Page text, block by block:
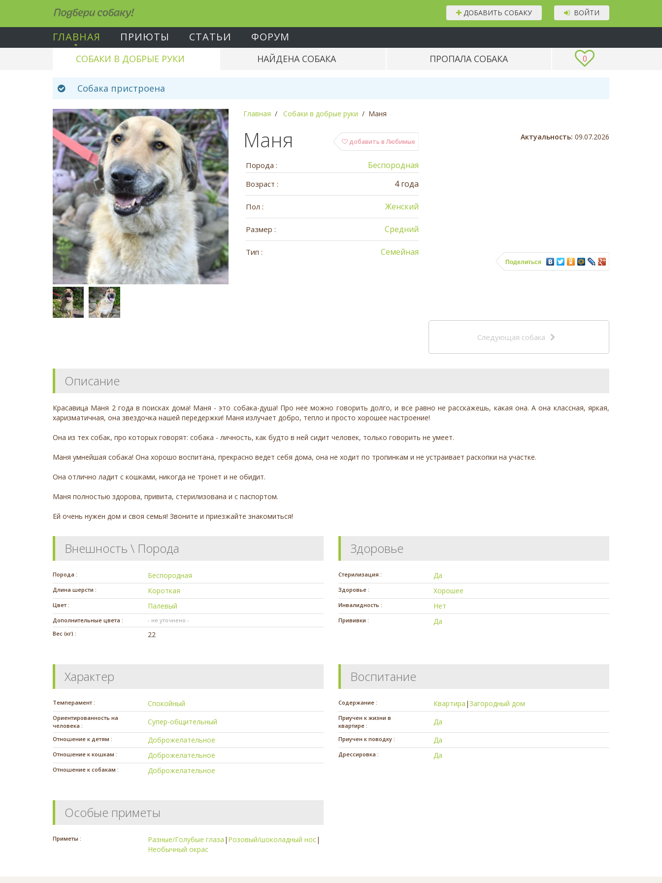
Подбери собаку! ВОЙТИ
ДОБАВИТЬ СОБАКУ
ГЛАВНАЯ ПРИЮТЫ СТАТЬИ ФОРУМ
0
СОБАКИ В ДОБРЫЕ РУКИ НАЙДЕНА СОБАКА ПРОПАЛА СОБАКА
Собака пристроена
Главная Собаки в добрые руки Маня
добавить в Любимые
Маня
Порода : Беспородная
Возраст : 4 года
Пол : Женский
Размер : Средний
Тип : Семейная
Актуальность: 09.07.2026
Поделиться
Следующая собака
Описание
Красавица Маня 2 года в поисках дома! Маня - это собака-душа! Про нее можно говорить долго, и все равно не расскажешь, какая она. А она классная, яркая,
харизматичная, она звездочка нашей передержки! Маня излучает добро, тепло и просто хорошее настроение!
Она из тех собак, про которых говорят: собака - личность, как будто в ней сидит человек, только говорить не умеет.
Маня умнейшая собака! Она хорошо воспитана, прекрасно ведет себя дома, она не ходит по тропинкам и не устраивает раскопки на участке.
Она отлично ладит с кошками, никогда не тронет и не обидит.
Маня полностью здорова, привита, стерилизована и с паспортом.
Ей очень нужен дом и своя семья! Звоните и приезжайте знакомиться!
Внешность \ Порода
Порода : Беспородная
Длина шерсти : Короткая
Цвет : Палевый
Дополнительные цвета :
- не уточнено -
Вес (кг) :
22
Здоровье
Стерилизация : Да
Здоровье : Хорошее
Инвалидность : Нет
Прививки : Да
Характер
Темперамент : Спокойный
Ориентированность на
человека :
Супер-общительный
Отношение к детям : Доброжелательное
Отношение к кошкам : Доброжелательное
Отношение к собакам : Доброжелательное
Воспитание
Содержание : Квартира |Загородный дом
Приучен к жизни в
квартире :
Да
Приучен к поводку : Да
Дрессировка : Да
Особые приметы
Приметы : Разные/Голубые глаза | Розовый/шоколадный нос|
Необычный окрас